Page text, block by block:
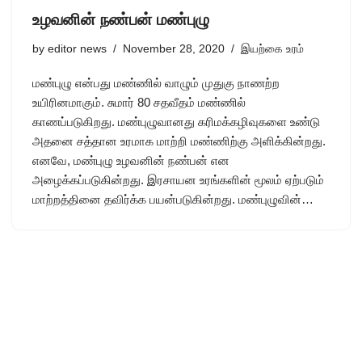
உழவனின் நண்பன் மண்புழு
by editor news November 28, 2020 இயற்கை உரம்
மண்புழு என்பது மண்ணில் வாழும் முதுகு நாணற்ற
உயிரினமாகும். சுமார் 80 சதவீதம் மண்ணில்
காணப்படுகிறது. மண்புழுவானது கரிமக்கழிவுகளை உண்டு
அதனை சத்தான உரமாக மாற்றி மண்ணிற்கு அளிக்கின்றது.
எனவே, மண்புழு உழவனின் நண்பன் என
அழைக்கப்படுகின்றது. இரசாயன உரங்களின் மூலம் ஏற்படும்
மாற்றத்தினை தவிர்க்க பயன்படுகின்றது. மண்புழுவின்…